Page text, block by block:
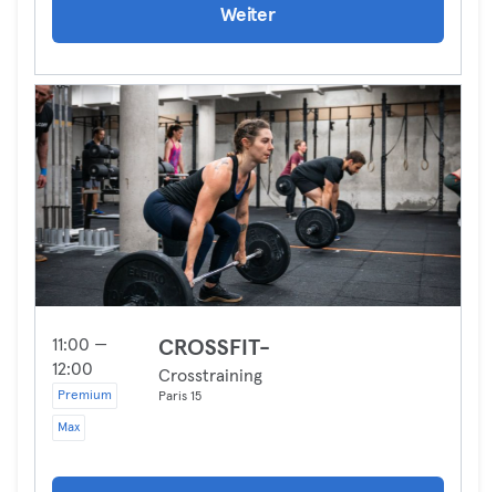
Weiter
11:00 —
12:00
Premium
Max
CROSSFIT-
Crosstraining
Paris 15